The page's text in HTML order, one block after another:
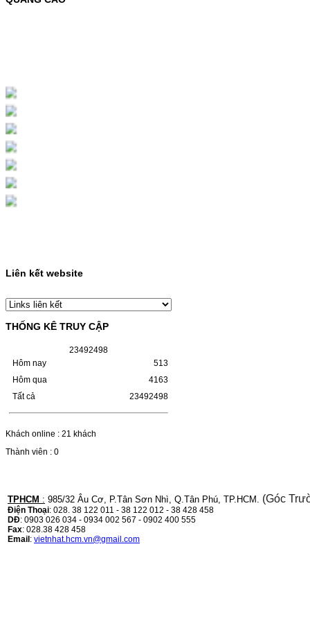
Chọn mua
HỘP MỰC MÀU SAMSUNG
CLT-403S CHO DÒNG MÁY
SL-C435/C436
HỘP MỰC MÀU SAMSUNG CLT-403S CHO
DÒNG MÁY SL-C435/C436MÃ HỘP MỰC:-
Samsung CLT-403S- Loại mực: Mực in laser
màuSỬ DỤNG CHO MÁY IN:- Samsung SL-
HỘP MỰC HP 110A
(W1110A) CHO DÒNG MÁY
LBP 243/MF 461DW
HỘP MỰC HP 110A (W1110A) CHO DÒNG
MÁY LBP 243/MF 461DWMÃ HỘP MỰC:-
Mực in laser trắng đenSỬ DỤNG CHO MÁY
IN:- HP…
Giá : 249.000VND
243/MF 461DW
HỘP MỰC CANON CRG-070 CHO DÒNG
MÁY LBP 243/MF 461DW MÃ HỘP MỰC:–
Hộp mực Canon CRG-070– Loại mực: Mực
in laser trắng đenSỬ DỤNG CHO MÁY IN:–
Liên kết website
THỐNG KÊ TRUY CẬP
23492498
Hôm nay
Hôm qua
Tất cả
513
4163
23492498
Khách online : 21 khách
Thành viên : 0
TPHCM : 985/32 Âu Cơ, P.Tân Sơn Nhì, Q.Tân Phú, TP.HCM. (Góc
Điện Thoại: 028. 38 122 011 - 38 122 012 - 38 428 458
DĐ: 0903 026 034 - 0934 002 567 - 0902 400 555
Fax: 028.38 428 458
Email: vietnhat.hcm.vn@gmail.com